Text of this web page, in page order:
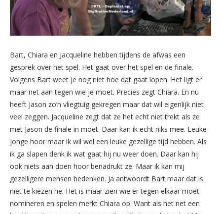
Bart, Chiara en Jacqueline hebben tijdens de afwas een
gesprek over het spel. Het gaat over het spel en de finale.
Volgens Bart weet je nog niet hoe dat gaat lopen. Het ligt er
maar net aan tegen wie je moet. Precies zegt Chiara. En nu
heeft Jason zo’n vliegtuig gekregen maar dat wil eigenlijk niet
veel zeggen. Jacqueline zegt dat ze het echt niet trekt als ze
met Jason de finale in moet. Daar kan ik echt niks mee. Leuke
jonge hoor maar ik wil wel een leuke gezellige tijd hebben. Als
ik ga slapen denk ik wat gaat hij nu weer doen. Daar kan hij
ook niets aan doen hoor benadrukt ze. Maar ik kan mij
gezelligere mensen bedenken. Ja antwoordt Bart maar dat is
niet te kiezen he. Het is maar zien wie er tegen elkaar moet
nomineren en spelen merkt Chiara op. Want als het net een